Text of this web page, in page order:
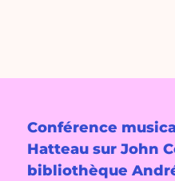
Conférence
Hatteau sur John
bibliothèque